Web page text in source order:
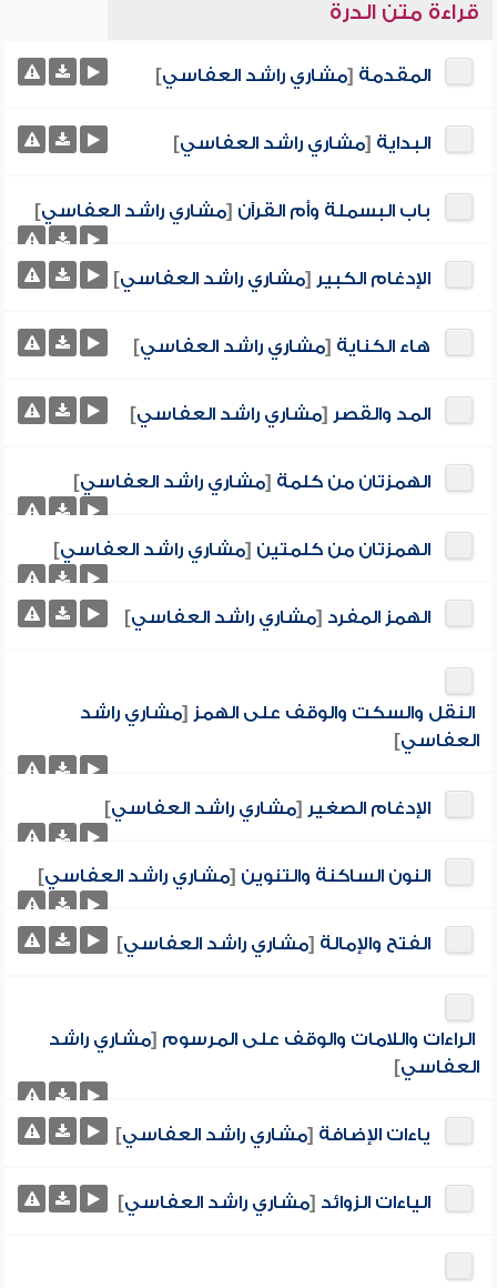
قراءة متن الدرة
المقدمة [مشاري راشد العفاسي]
البداية [مشاري راشد العفاسي]
باب البسملة وأم القرآن [مشاري راشد العفاسي]
الإدغام الكبير [مشاري راشد العفاسي]
هاء الكناية [مشاري راشد العفاسي]
المد والقصر [مشاري راشد العفاسي]
الهمزتان من كلمة [مشاري راشد العفاسي]
الهمزتان من كلمتين [مشاري راشد العفاسي]
الهمز المفرد [مشاري راشد العفاسي]
النقل والسكت والوقف على الهمز [مشاري راشد
العفاسي]
الإدغام الصغير [مشاري راشد العفاسي]
النون الساكنة والتنوين [مشاري راشد العفاسي]
الفتح والإمالة [مشاري راشد العفاسي]
الراءات واللامات والوقف على المرسوم [مشاري راشد
العفاسي]
ياءات الإضافة [مشاري راشد العفاسي]
الياءات الزوائد [مشاري راشد العفاسي]